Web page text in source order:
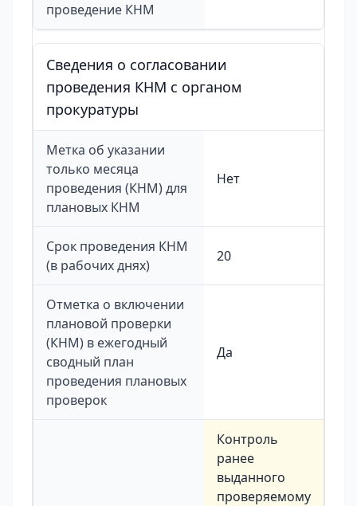
проведение КНМ
Сведения о согласовании
проведения КНМ с органом
прокуратуры
Метка об указании
только месяца
проведения (КНМ) для
плановых КНМ
Нет
Срок проведения КНМ
(в рабочих днях)
20
Отметка о включении
плановой проверки
(КНМ) в ежегодный
сводный план
проведения плановых
проверок
Да
Контроль
ранее
выданного
проверяемому